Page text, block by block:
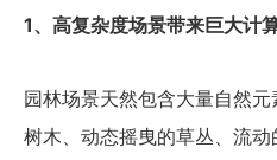
1、高复杂度场景带来巨大计
园林场景天然包含大量自然
树木、动态摇曳的草丛、流